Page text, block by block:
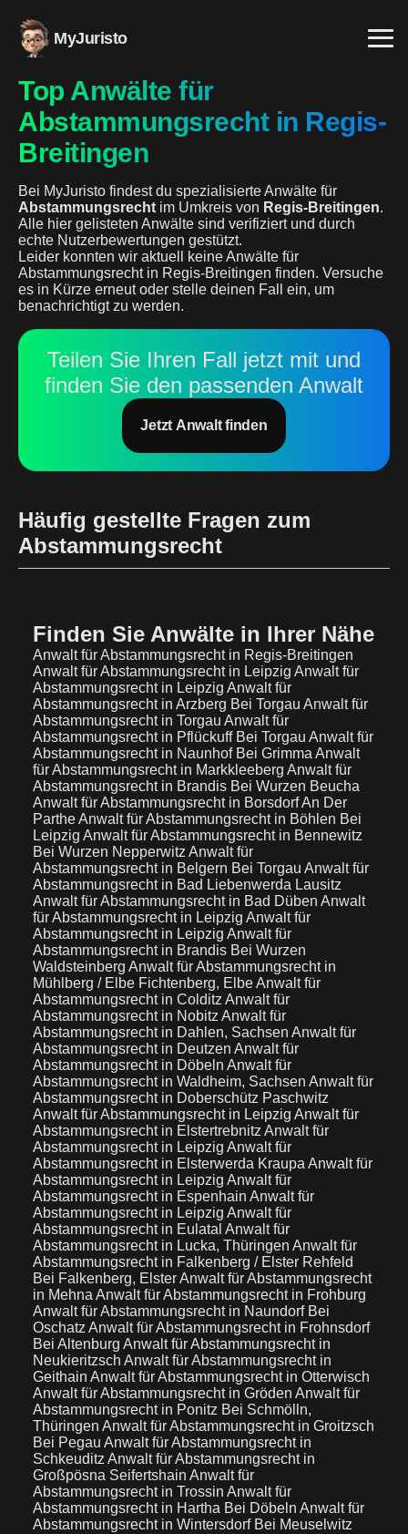
MyJuristo
Top Anwälte für
Abstammungsrecht in Regis-
Breitingen
Bei MyJuristo findest du spezialisierte Anwälte für
Abstammungsrecht im Umkreis von Regis-Breitingen.
Alle hier gelisteten Anwälte sind verifiziert und durch
echte Nutzerbewertungen gestützt.
Leider konnten wir aktuell keine Anwälte für
Abstammungsrecht in Regis-Breitingen finden. Versuche
es in Kürze erneut oder stelle deinen Fall ein, um
benachrichtigt zu werden.
Teilen Sie Ihren Fall jetzt mit und
finden Sie den passenden Anwalt
Jetzt Anwalt finden
Häufig gestellte Fragen zum
Abstammungsrecht
Finden Sie Anwälte in Ihrer Nähe
Anwalt für Abstammungsrecht in Regis-Breitingen
Anwalt für Abstammungsrecht in Leipzig Anwalt für
Abstammungsrecht in Leipzig Anwalt für
Abstammungsrecht in Arzberg Bei Torgau Anwalt für
Abstammungsrecht in Torgau Anwalt für
Abstammungsrecht in Pflückuff Bei Torgau Anwalt für
Abstammungsrecht in Naunhof Bei Grimma Anwalt
für Abstammungsrecht in Markkleeberg Anwalt für
Abstammungsrecht in Brandis Bei Wurzen Beucha
Anwalt für Abstammungsrecht in Borsdorf An Der
PartheAnwalt für Abstammungsrecht in Böhlen Bei
Leipzig Anwalt für Abstammungsrecht in Bennewitz
Bei Wurzen Nepperwitz Anwalt für
Abstammungsrecht in Belgern Bei Torgau Anwalt für
Abstammungsrecht in Bad Liebenwerda Lausitz
Anwalt für Abstammungsrecht in Bad Düben Anwalt
für Abstammungsrecht in Leipzig Anwalt für
Abstammungsrecht in Leipzig Anwalt für
Abstammungsrecht in Brandis Bei Wurzen
Waldsteinberg Anwalt für Abstammungsrecht in
Mühlberg / Elbe Fichtenberg, ElbeAnwalt für
Abstammungsrecht in Colditz Anwalt für
Abstammungsrecht in Nobitz Anwalt für
Abstammungsrecht in Dahlen, Sachsen Anwalt für
Abstammungsrecht in Deutzen Anwalt für
Abstammungsrecht in Döbeln Anwalt für
Abstammungsrecht in Waldheim, Sachsen Anwalt für
Abstammungsrecht in Doberschütz Paschwitz
Anwalt für Abstammungsrecht in Leipzig Anwalt für
Abstammungsrecht in Elstertrebnitz Anwalt für
Abstammungsrecht in Leipzig Anwalt für
Abstammungsrecht in Elsterwerda Kraupa Anwalt für
Abstammungsrecht in Leipzig Anwalt für
Abstammungsrecht in Espenhain Anwalt für
Abstammungsrecht in Leipzig Anwalt für
Abstammungsrecht in Eulatal Anwalt für
Abstammungsrecht in Lucka, Thüringen Anwalt für
Abstammungsrecht in Falkenberg / Elster Rehfeld
Bei Falkenberg, ElsterAnwalt für Abstammungsrecht
in Mehna Anwalt für Abstammungsrecht in Frohburg
Anwalt für Abstammungsrecht in Naundorf Bei
Oschatz Anwalt für Abstammungsrecht in Frohnsdorf
Bei Altenburg Anwalt für Abstammungsrecht in
Neukieritzsch Anwalt für Abstammungsrecht in
Geithain Anwalt für Abstammungsrecht in Otterwisch
Anwalt für Abstammungsrecht in Gröden Anwalt für
Abstammungsrecht in Ponitz Bei Schmölln,
Thüringen Anwalt für Abstammungsrecht in Groitzsch
Bei Pegau Anwalt für Abstammungsrecht in
Schkeuditz Anwalt für Abstammungsrecht in
Großpösna Seifertshain Anwalt für
Abstammungsrecht in Trossin Anwalt für
Abstammungsrecht in Hartha Bei Döbeln Anwalt für
Abstammungsrecht in Wintersdorf Bei Meuselwitz